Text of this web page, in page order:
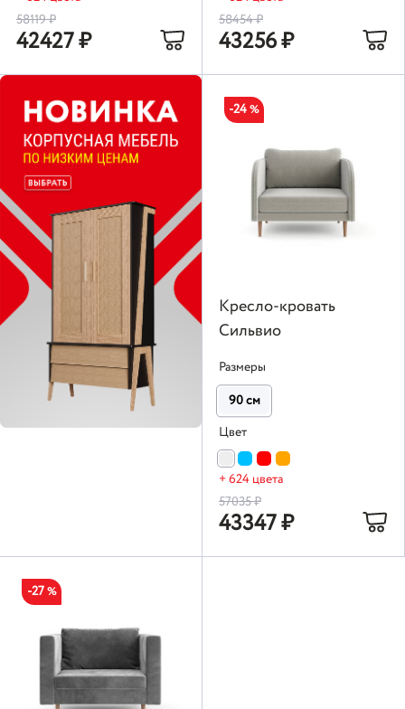
58119₽
42427₽
58454₽
43256₽
-24%
Кресло-кровать
Сильвио
Размеры
90 см
Цвет
+ 624 цвета
57035₽
43347₽
-27 %